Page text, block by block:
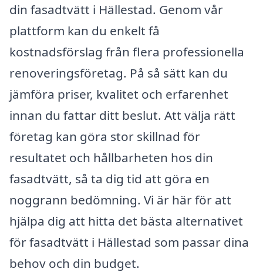
din fasadtvätt i Hällestad. Genom vår
plattform kan du enkelt få
kostnadsförslag från flera professionella
renoveringsföretag. På så sätt kan du
jämföra priser, kvalitet och erfarenhet
innan du fattar ditt beslut. Att välja rätt
företag kan göra stor skillnad för
resultatet och hållbarheten hos din
fasadtvätt, så ta dig tid att göra en
noggrann bedömning. Vi är här för att
hjälpa dig att hitta det bästa alternativet
för fasadtvätt i Hällestad som passar dina
behov och din budget.